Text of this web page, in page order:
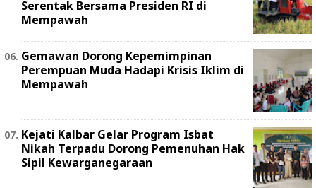
Serentak Bersama Presiden RI di
Mempawah
Gemawan Dorong Kepemimpinan
Perempuan Muda Hadapi Krisis Iklim di
Mempawah
Kejati Kalbar Gelar Program Isbat
Nikah Terpadu Dorong Pemenuhan Hak
Sipil Kewarganegaraan